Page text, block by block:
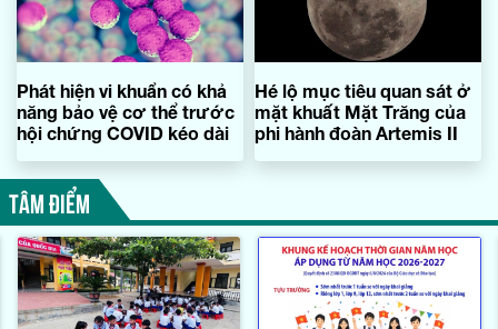
Phát hiện vi khuẩn có khả
năng bảo vệ cơ thể trước
hội chứng COVID kéo dài
Hé lộ mục tiêu quan sát ở
mặt khuất Mặt Trăng của
phi hành đoàn Artemis II
TÂM ĐIỂM